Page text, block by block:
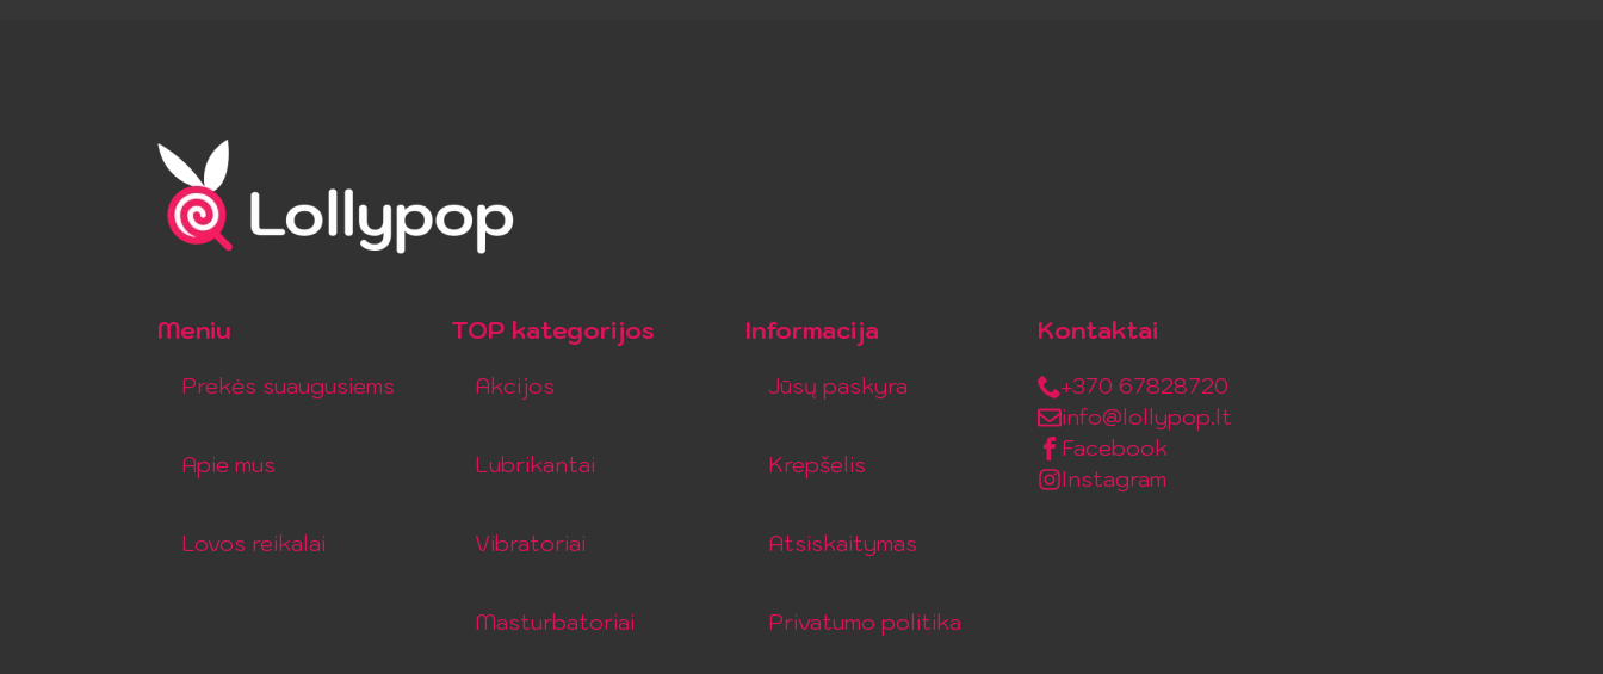
Meniu
Prekės suaugusiems
Apie mus
Lovos reikalai
TOP kategorijos
Akcijos
Lubrikantai
Vibratoriai
Masturbatoriai
Informacija
Jūsų paskyra
Krepšelis
Atsiskaitymas
Privatumo politika
Kontaktai
+370 67828720
info@lollypop.lt
Facebook
Instagram